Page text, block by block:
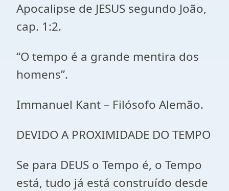
Apocalipse de JESUS segundo João,
cap. 1:2.
“O tempo é a grande mentira dos
homens”.
Immanuel Kant – Filósofo Alemão.
DEVIDO A PROXIMIDADE DO TEMPO
Se para DEUS o Tempo é, o Tempo
está, tudo já está construído desde